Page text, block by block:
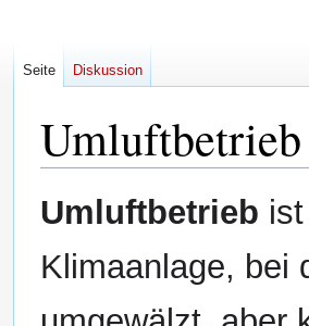
Umluftbetrieb
Zur
Navigation
Zur
Suche
Umluftbetrieb
Klimaanlage, bei
Seite Diskussion